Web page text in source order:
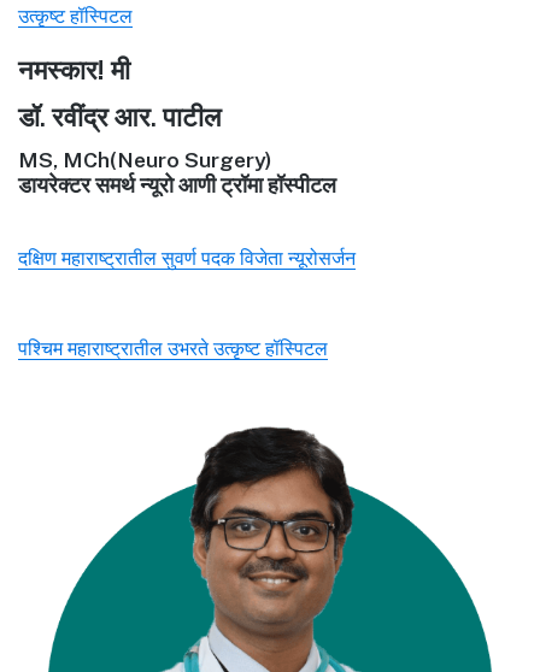
उत्कृष्ट हॉस्पिटल
नमस्कार! मी
डॉ. रवींद्र आर. पाटील
MS, MCh(Neuro Surgery)
डायरेक्टर समर्थ न्यूरो आणी ट्रॉमा हॉस्पीटल
दक्षिण महाराष्ट्रातील सुवर्ण पदक विजेता न्यूरोसर्जन
पश्चिम महाराष्ट्रातील उभरते उत्कृष्ट हॉस्पिटल